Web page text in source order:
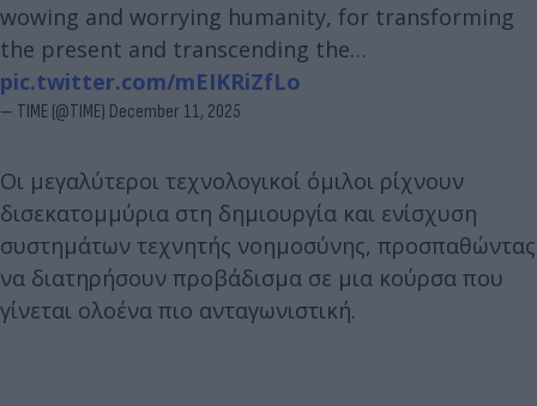
wowing and worrying humanity, for transforming
the present and transcending the…
pic.twitter.com/mEIKRiZfLo
— TIME (@TIME) December 11, 2025
Οι μεγαλύτεροι τεχνολογικοί όμιλοι ρίχνουν
δισεκατομμύρια στη δημιουργία και ενίσχυση
συστημάτων τεχνητής νοημοσύνης, προσπαθώντας
να διατηρήσουν προβάδισμα σε μια κούρσα που
γίνεται ολοένα πιο ανταγωνιστική.